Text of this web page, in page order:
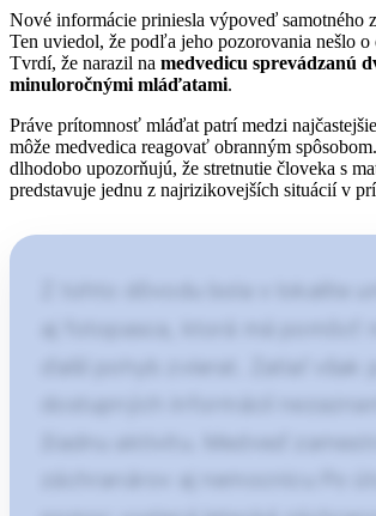
Nové informácie priniesla výpoveď samotného
Ten uviedol, že podľa jeho pozorovania nešlo o
Tvrdí, že narazil na medvedicu sprevádzanú
minuloročnými mláďatami.
Práve prítomnosť mláďat patrí medzi
môže medvedica reagovať obranným
dlhodobo upozorňujú, že stretnutie človeka s
predstavuje jednu z najrizikovejších situácií v